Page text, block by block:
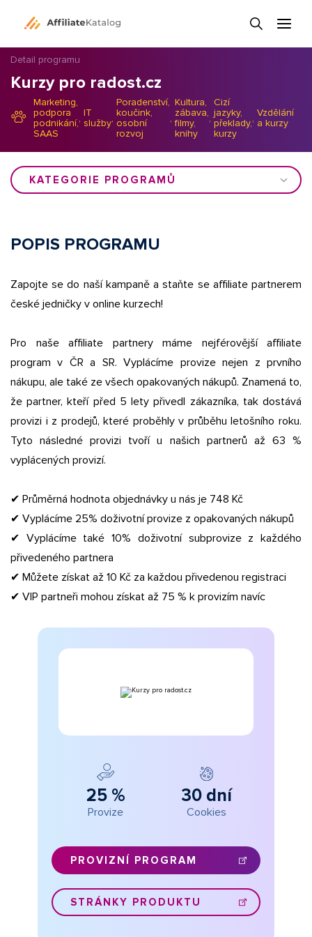
Detail programu
Kurzy pro radost.cz
Marketing,
podpora
podnikání,
SAAS
, IT
služby,
Poradenství,
koučink,
osobní
rozvoj
,
Kultura,
zábava,
filmy,
knihy
,
Cizí
jazyky,
překlady,
kurzy
, Vzdělání
a kurzy
KATEGORIE PROGRAMŮ
POPIS PROGRAMU
Zapojte se do naší kampaně a staňte se affiliate partnerem
české jedničky v online kurzech!
Pro naše affiliate partnery máme nejférovější affiliate
program v ČR a SR. Vyplácíme provize nejen z prvního
nákupu, ale také ze všech opakovaných nákupů. Znamená to,
že partner, kteří před 5 lety přivedl zákazníka, tak dostává
provizi i z prodejů, které proběhly v průběhu letošního roku.
Tyto následné provizi tvoří u našich partnerů až 63 %
vyplácených provizí.
✔ Průměrná hodnota objednávky u nás je 748 Kč
✔ Vyplácíme 25% doživotní provize z opakovaných nákupů
✔ Vyplácíme také 10% doživotní subprovize z každého
přivedeného partnera
✔ Můžete získat až 10 Kč za každou přivedenou registraci
✔ VIP partneři mohou získat až 75 % k provizím navíc
25 %
Provize
30 dní
Cookies
PROVIZNÍ PROGRAM
STRÁNKY PRODUKTU